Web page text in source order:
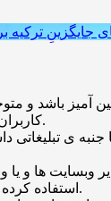
جایگزینِ ترکیه
کاربران باشد تایید نخواهد شد.
استفاده کرده باشید تایید نخواهد شد.